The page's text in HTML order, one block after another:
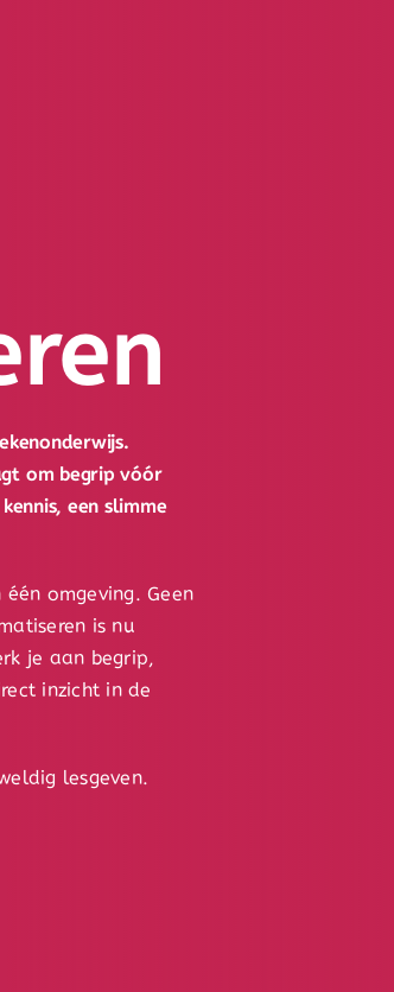
om begrip vóór
een slimme
omgeving. Geen
is nu
je aan begrip,
inzicht in de
lesgeven.